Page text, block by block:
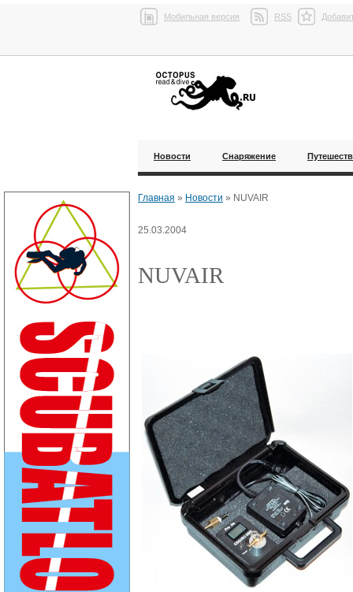
Мобильная версия RSS
Новости Снаряжение
Главная » Новости » NUVAIR
25.03.2004
NUVAIR